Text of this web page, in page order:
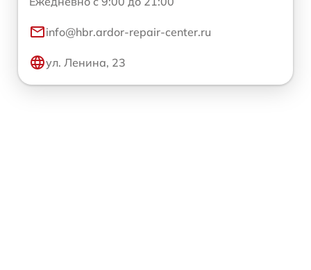
info@hbr.ardor-repair-center.ru
ул. Ленина, 23